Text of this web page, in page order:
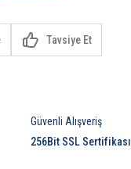
Tavsiye Et
Güvenli Alışveriş
256Bit SSL Sertifikası